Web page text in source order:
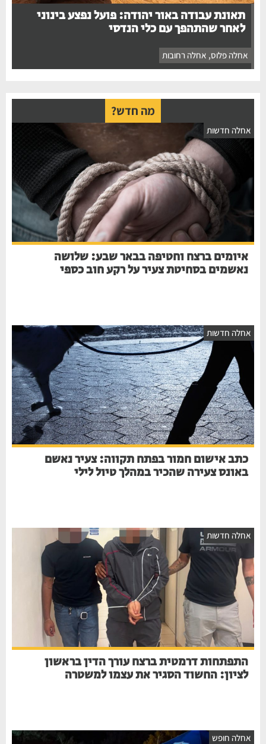
תאונת עבודה באור יהודה: פועל נפצע בינוני
לאחר שהתהפך עם כלי הנדסי
אחלה פלוס, אחלה רחובות
מה חדש?
אחלה חדשות
איומים ברצח וחטיפה בבאר שבע: שלושה
נאשמים בסחיטת צעיר על רקע חוב כספי
אחלה חדשות
כתב אישום חמור בפתח תקווה: צעיר נאשם
באונס צעירה שהכיר במהלך טיול לילי
אחלה חדשות
התפתחות דרמטית ברצח עורך הדין בראשון
לציון: החשוד הסגיר את עצמו למשטרה
אחלה חופש